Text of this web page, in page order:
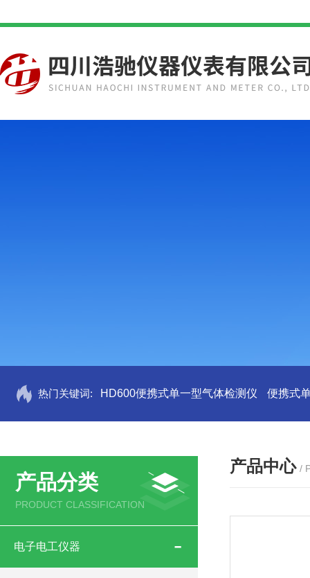
热门关键词: HD600便携式单一型气体检测仪 便携式
产品分类
PRODUCT CLASSIFICATION
电子电工仪器
产品中心 /